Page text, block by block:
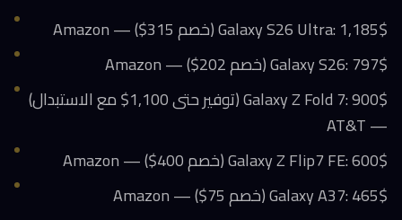
Galaxy S26 Ultra: 1,185$ (خصم 315$) — Amazon
Galaxy S26: 797$ (خصم 202$) — Amazon
Galaxy Z Fold 7: 900$ (توفير حتى 1,100$ مع الاستبدال)
— AT&T
Galaxy Z Flip7 FE: 600$ (خصم 400$) — Amazon
Galaxy A37: 465$ (خصم 75$) — Amazon